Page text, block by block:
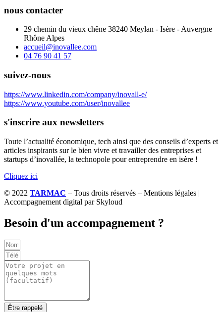
nous contacter
29 chemin du vieux chêne 38240 Meylan - Isère - Auvergne
Rhône Alpes
accueil@inovallee.com
04 76 90 41 57
suivez-nous
https://www.linkedin.com/company/inovall-e/
https://www.youtube.com/user/inovallee
s'inscrire aux newsletters
Toute l’actualité économique, tech ainsi que des conseils d’experts et
articles inspirants sur le bien vivre et travailler des entreprises et
startups d’inovallée, la technopole pour entreprendre en isère !
Cliquez ici
© 2022 TARMAC – Tous droits réservés – Mentions légales |
Accompagnement digital par Skyloud
Besoin d'un accompagnement ?
Être rappelé